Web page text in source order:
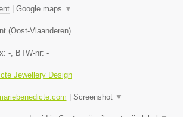
| Google maps ▼
(Oost-Vlaanderen)
-, BTW-nr: -
Jewellery Design
Screenshot ▼